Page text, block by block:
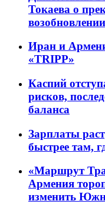
Токаева о
Иран и
«TRIPP»
Каспий
рисков,
баланса
Зарплаты
быстрее там,
«Маршрут
Армения
изменить